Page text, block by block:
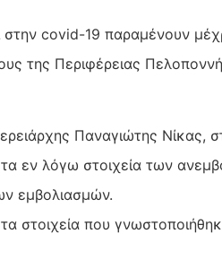
στην covid-19 παραμένουν
της Περιφέρειας
Παναγιώτης Νίκας,
εν λόγω στοιχεία των
εμβολιασμών.
στοιχεία που